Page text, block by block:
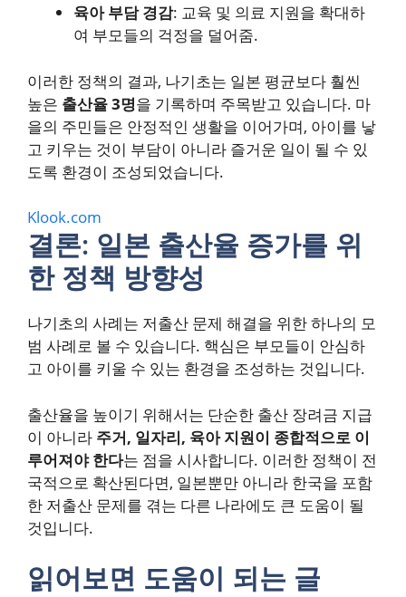
육아 부담 경감: 교육 및 의료 지원을 확대하
여 부모들의 걱정을 덜어줌.
이러한 정책의 결과, 나기초는 일본 평균보다 훨씬
높은 출산율 3명을 기록하며 주목받고 있습니다. 마
을의 주민들은 안정적인 생활을 이어가며, 아이를 낳
고 키우는 것이 부담이 아니라 즐거운 일이 될 수 있
도록 환경이 조성되었습니다.
Klook.com
결론: 일본 출산율 증가를 위
한 정책 방향성
나기초의 사례는 저출산 문제 해결을 위한 하나의 모
범 사례로 볼 수 있습니다. 핵심은 부모들이 안심하
고 아이를 키울 수 있는 환경을 조성하는 것입니다.
출산율을 높이기 위해서는 단순한 출산 장려금 지급
이 아니라 주거, 일자리, 육아 지원이 종합적으로 이
루어져야 한다는 점을 시사합니다. 이러한 정책이 전
국적으로 확산된다면, 일본뿐만 아니라 한국을 포함
한 저출산 문제를 겪는 다른 나라에도 큰 도움이 될
것입니다.
읽어보면 도움이 되는 글